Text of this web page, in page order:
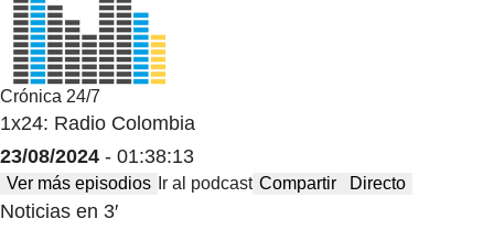
Crónica 24/7
1x24: Radio Colombia
23/08/2024 - 01:38:13
Ver más episodios Ir al podcast Compartir Directo
Noticias en 3′